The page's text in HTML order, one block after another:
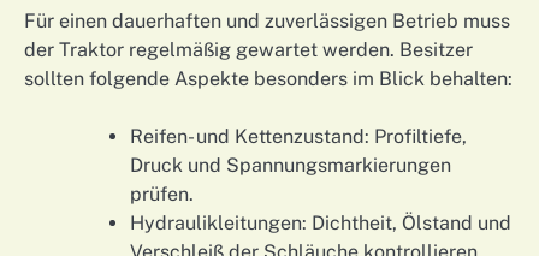
Für einen dauerhaften und zuverlässigen Betrieb muss
der Traktor regelmäßig gewartet werden. Besitzer
sollten folgende Aspekte besonders im Blick behalten:
Reifen- und Kettenzustand: Profiltiefe,
Druck und Spannungsmarkierungen
prüfen.
Hydraulikleitungen: Dichtheit, Ölstand und